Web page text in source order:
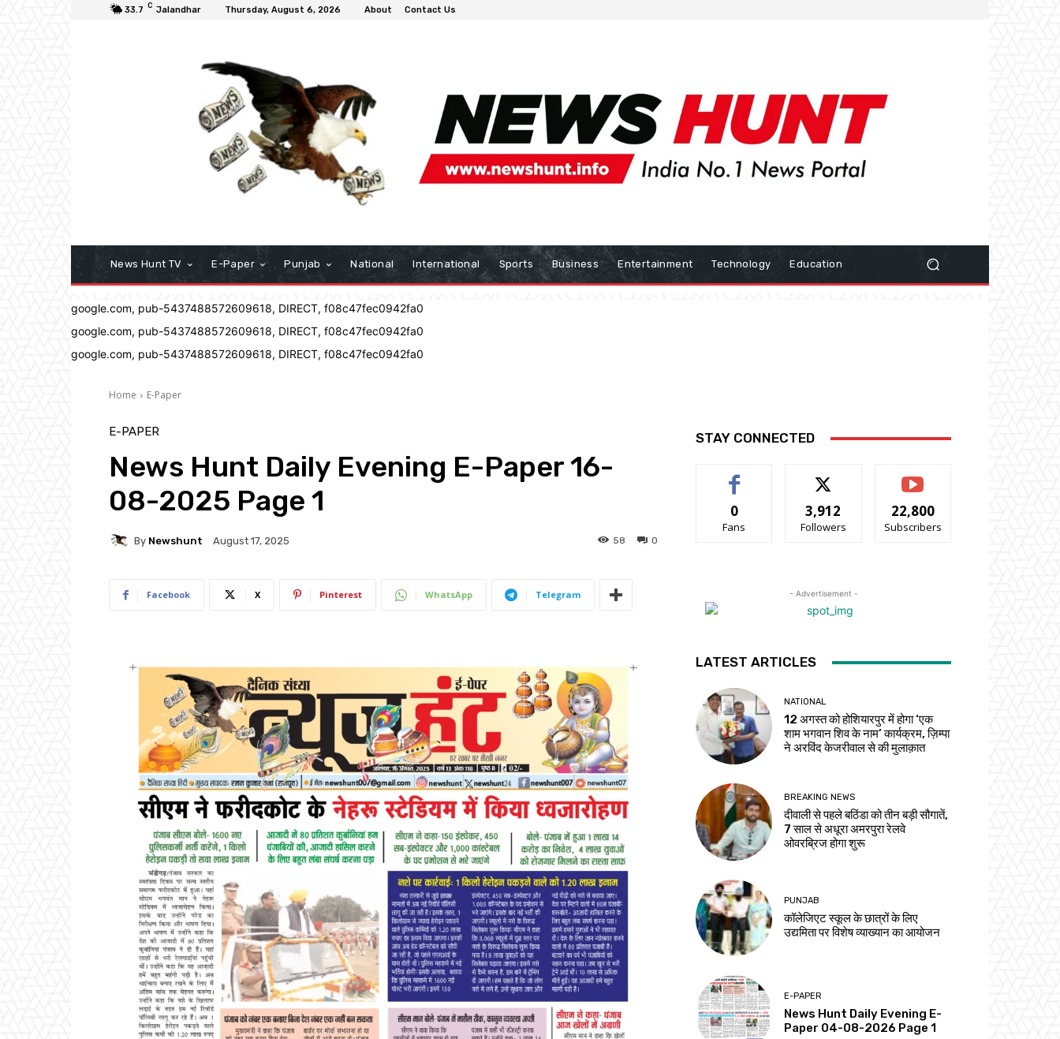
33.7 C Jalandhar Thursday, August 6, 2026 About Contact Us
News Hunt TV E-Paper Punjab National International Sports Business Entertainment Technology Education
google.com, pub-5437488572609618, DIRECT, f08c47fec0942fa0
google.com, pub-5437488572609618, DIRECT, f08c47fec0942fa0
google.com, pub-5437488572609618, DIRECT, f08c47fec0942fa0
Home E-Paper
E-PAPER
News Hunt Daily Evening E-Paper 16-
08-2025 Page 1
By Newshunt August 17, 2025 0
58
Facebook X Pinterest WhatsApp Telegram
STAY CONNECTED
0
Fans
3,912
Followers
22,800
Subscribers
- Advertisement -
LATEST ARTICLES
NATIONAL
12 अगस्त को होशियारपुर में होगा ‘एक
शाम भगवान शिव के नाम’ कार्यक्रम, ज़िम्पा
ने अरविंद केजरीवाल से की मुलाक़ात
BREAKING NEWS
दीवाली से पहले बठिंडा को तीन बड़ी सौगातें,
7 साल से अधूरा अमरपुरा रेलवे
ओवरब्रिज होगा शुरू
PUNJAB
कॉलेजिएट स्कूल के छात्रों के लिए
उद्यमिता पर विशेष व्याख्यान का आयोजन
E-PAPER
News Hunt Daily Evening E-
Paper 04-08-2026 Page 1